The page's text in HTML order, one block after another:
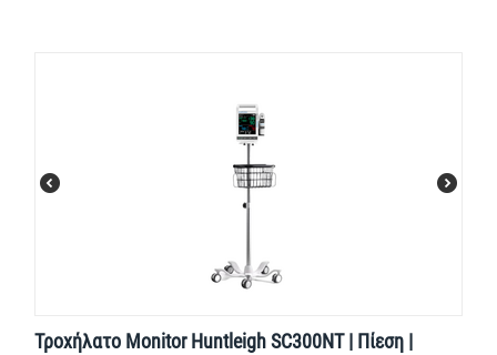
Τροχήλατο Monitor Huntleigh SC300NT | Πίεση |